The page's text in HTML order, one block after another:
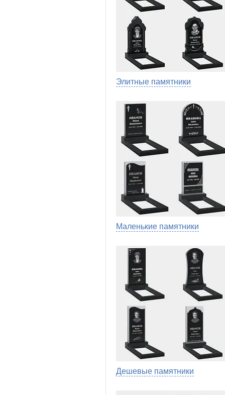
Элитные памятники
Маленькие памятники
Дешевые памятники